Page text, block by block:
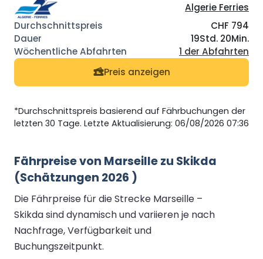
Algerie Ferries
CHF 794
19Std. 20Min.
1 der Abfahrten
Preis anzeigen
*Durchschnittspreis basierend auf Fährbuchungen der
letzten 30 Tage. Letzte Aktualisierung: 06/08/2026 07:36
Fährpreise von Marseille zu Skikda
(Schätzungen 2026 )
Die Fährpreise für die Strecke Marseille –
Skikda sind dynamisch und variieren je nach
Nachfrage, Verfügbarkeit und
Buchungszeitpunkt.